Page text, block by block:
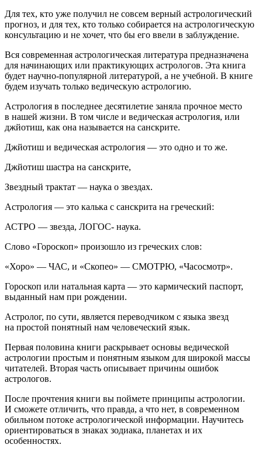
Для тех, кто уже получил не совсем верный астрологический
прогноз, и для тех, кто только собирается на астрологическую
консультацию и не хочет, что бы его ввели в заблуждение.
Вся современная астрологическая литература предназначена
для начинающих или практикующих астрологов. Эта книга
будет научно-популярной литературой, а не учебной. В книге
будем изучать только ведическую астрологию.
Астрология в последнее десятилетие заняла прочное место
в нашей жизни. В том числе и ведическая астрология, или
джйотиш, как она называется на санскрите.
Джйотиш и ведическая астрология — это одно и то же.
Джйотиш шастра на санскрите,
Звездный трактат — наука о звездах.
Астрология — это калька с санскрита на греческий:
АСТРО — звезда, ЛОГОС- наука.
Слово «Гороскоп» произошло из греческих слов:
«Хоро» — ЧАС, и «Скопео» — СМОТРЮ, «Часосмотр».
Гороскоп или натальная карта — это кармический паспорт,
выданный нам при рождении.
Астролог, по сути, является переводчиком с языка звезд
на простой понятный нам человеческий язык.
Первая половина книги раскрывает основы ведической
астрологии простым и понятным языком для широкой массы
читателей. Вторая часть описывает причины ошибок
астрологов.
После прочтения книги вы поймете принципы астрологии.
И сможете отличить, что правда, а что нет, в современном
обильном потоке астрологической информации. Научитесь
ориентироваться в знаках зодиака, планетах и их
особенностях.